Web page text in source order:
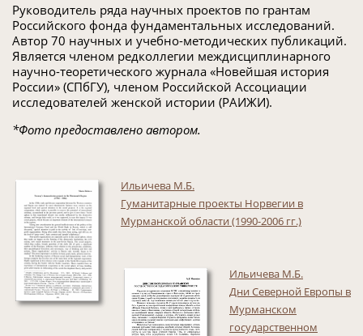
Руководитель ряда научных проектов по грантам
Российского фонда фундаментальных исследований.
Автор 70 научных и учебно-методических публикаций.
Является членом редколлегии междисциплинарного
научно-теоретического журнала «Новейшая история
России» (СПбГУ), членом Российской Ассоциации
исследователей женской истории (РАИЖИ).
*Фото предоставлено автором.
Ильичева М.Б.
Гуманитарные проекты Норвегии в
Мурманской области (1990-2006 гг.)
Ильичева М.Б.
Дни Северной Европы в
Мурманском
государственном